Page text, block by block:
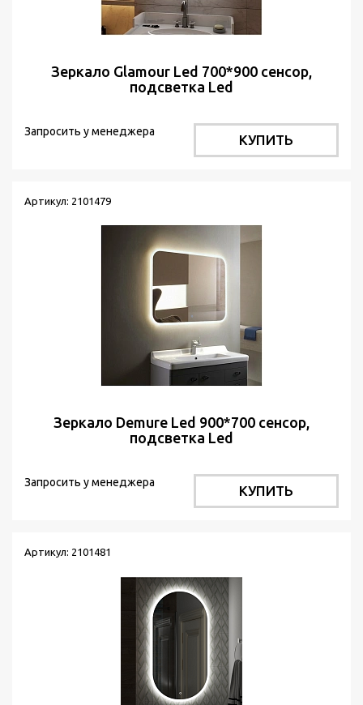
Зеркало Glamour Led 700*900 сенсор,
подсветка Led
Запросить у менеджера
КУПИТЬ
Артикул: 2101479
Зеркало Demure Led 900*700 сенсор,
подсветка Led
Запросить у менеджера
КУПИТЬ
Артикул: 2101481